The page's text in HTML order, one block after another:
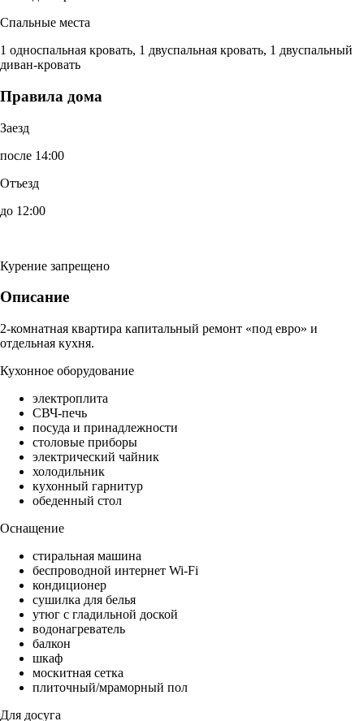
Спальные места
1 односпальная кровать, 1 двуспальная кровать, 1 двуспальный
диван-кровать
Правила дома
Заезд
после 14:00
Отъезд
до 12:00
Курение запрещено
Описание
2-комнатная квартира капитальный ремонт «под евро» и
отдельная кухня.
Кухонное оборудование
электроплита
СВЧ-печь
посуда и принадлежности
столовые приборы
электрический чайник
холодильник
кухонный гарнитур
обеденный стол
Оснащение
стиральная машина
беспроводной интернет Wi-Fi
кондиционер
сушилка для белья
утюг с гладильной доской
водонагреватель
балкон
шкаф
москитная сетка
плиточный/мраморный пол
Для досуга